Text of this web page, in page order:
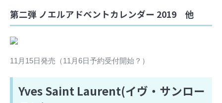
第二弾 ノエルアドベントカレンダー 2019 他
11月15日発売（11月6日予約受付開始？）
Yves Saint Laurent(イヴ・サンロー